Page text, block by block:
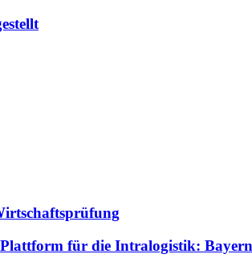
für die Intralogistik: